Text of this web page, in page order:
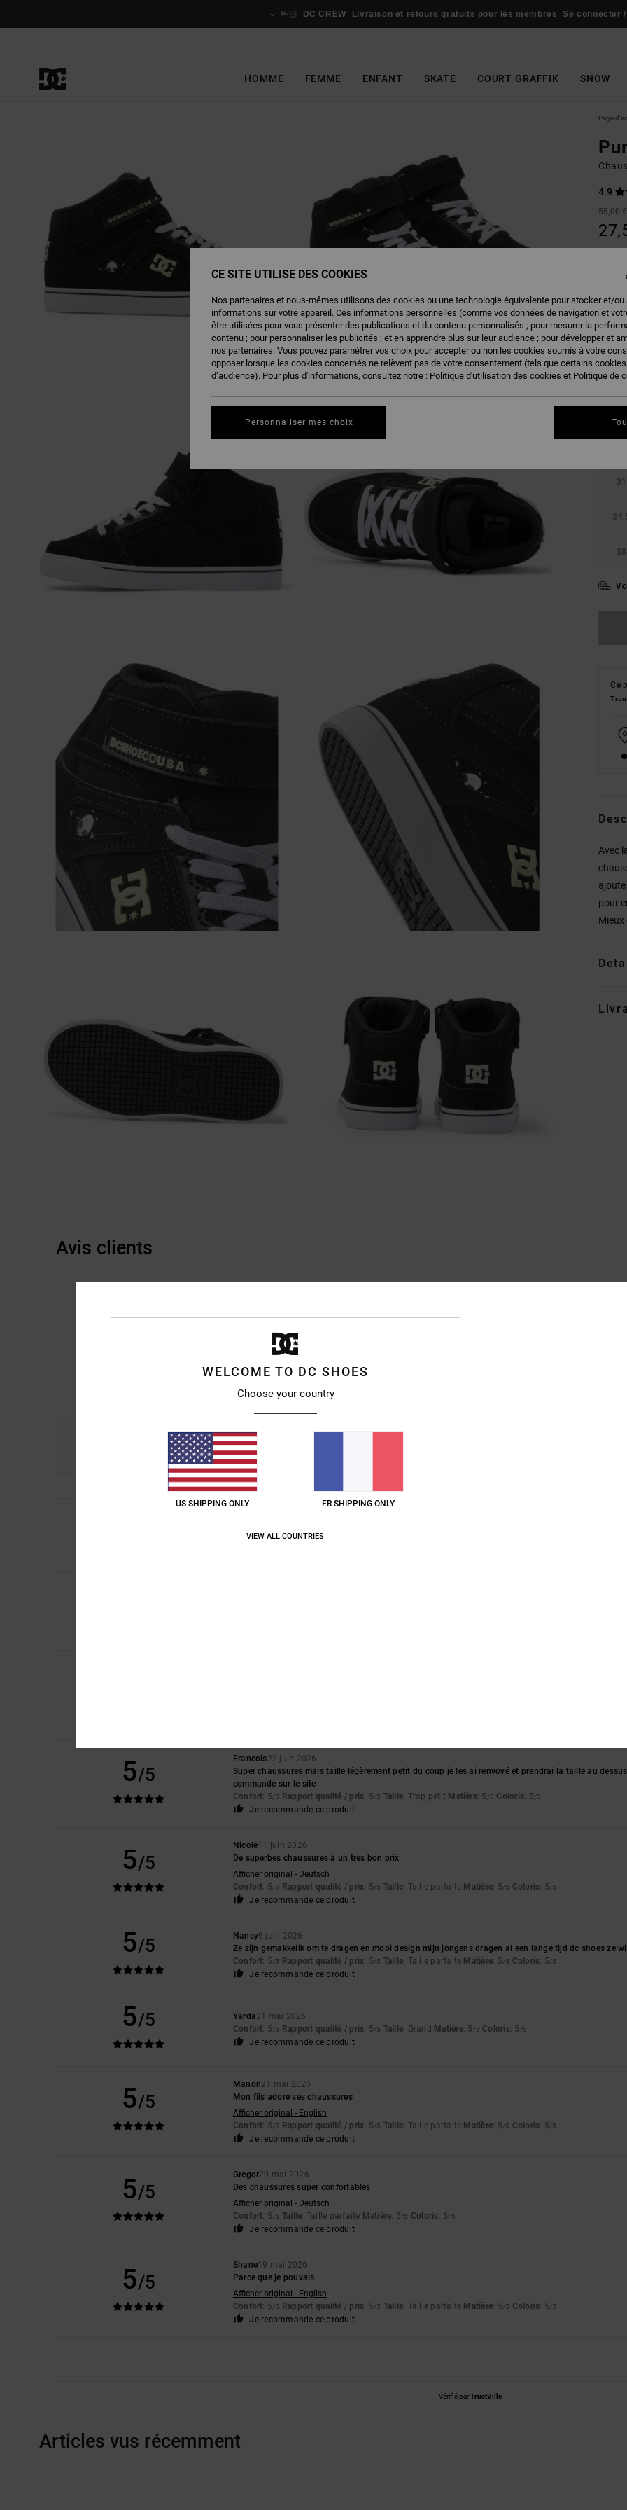
🤟🏻 DC CREW Livraison et retours gratuits pour les membres Se connecter
HOMME FEMME ENFANT SKATE COURT GRAFFIK SNOW
Page
4.9
55,00 €
31
38
Ce
Avec
pour
Mieux
Avis clients
Confort
4.9
Rapport qualité / prix
Rapport qualité / prix: 5
5/5
5/5
Francois22 juin 2026
Super chaussures mais taille légèrement petit du coup je les ai renvoyé et prendrai la taille au
commande sur le site
Confort: 5/5 Rapport qualité / prix: 5/5 Taille: Trop petit Matière: 5 /5 Coloris: 5/5
Je recommande ce produit
5/5
Nicole11 juin 2026
De superbes chaussures à un très bon prix
Afficher original - Deutsch
Confort: 5/5 Rapport qualité / prix: 5/5 Taille: Taille parfaite Matière: 5/5 Coloris: 5/5
Je recommande ce produit
5/5 Nancy6 juin 2026
Ze zijn gemakkelik om te dragen en mooi design mijn jongens dragen al een lange tijd dc shoes ze
Confort: 5/5 Rapport qualité / prix: 5/5 Taille: Taille parfaite Matière: 5/5 Coloris: 5/5
Je recommande ce produit
5/5 Yarda21 mai 2026
Confort: 5/5 Rapport qualité / prix: 5/5 Taille: Grand Matière: 5 /5 Coloris: 5 /5
Je recommande ce produit
5/5
Manon21 mai 2026
Mon fils adore ses chaussures
Afficher original - English
Confort: 5/5 Rapport qualité / prix: 5/5 Taille: Taille parfaite Matière: 5/5 Coloris: 5/5
Je recommande ce produit
5/5
Gregor20 mai 2026
Des chaussures super confortables
Afficher original - Deutsch
Confort: 5/5 Taille: Taille parfaite Matière: 5/5 Coloris: 5/5
Je recommande ce produit
5/5
Shane19 mai 2026
Parce que je pouvais
Afficher original - English
Confort: 5/5 Rapport qualité / prix: 5/5 Taille: Taille parfaite Matière: 5/5 Coloris: 5/5
Je recommande ce produit
Vérifié parTrustVille
Articles vus récemment
WELCOME TO DC SHOES
Choose your country
US SHIPPING ONLY FR SHIPPING ONLY
VIEW ALL COUNTRIES
CE SITE UTILISE DES COOKIES
Nos partenaires et nous-mêmes utilisons des cookies ou une technologie équivalente pour stocker et/ou
informations sur votre appareil. Ces informations personnelles (comme vos données de navigation et
être utilisées pour vous présenter des publications et du contenu personnalisés ; pour mesurer la
contenu ; pour personnaliser les publicités ; et en apprendre plus sur leur audience ; pour développer et
nos partenaires. Vous pouvez paramétrer vos choix pour accepter ou non les cookies soumis à votre
opposer lorsque les cookies concernés ne relèvent pas de votre consentement (tels que certains
d’audience). Pour plus d'informations, consultez notre : Politique d'utilisation des cookies et Politique de
Personnaliser mes choix